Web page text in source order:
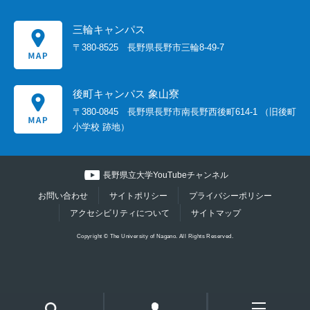
三輪キャンパス
〒380-8525 長野県長野市三輪8-49-7
後町キャンパス 象山寮
〒380-0845 長野県長野市南長野西後町614-1 （旧後町
小学校 跡地）
長野県立大学YouTubeチャンネル
お問い合わせ サイトポリシー
プライバシーポリシー
アクセシビリティについて
サイトマップ
Copyright © The University of Nagano. All Rights Reserved.